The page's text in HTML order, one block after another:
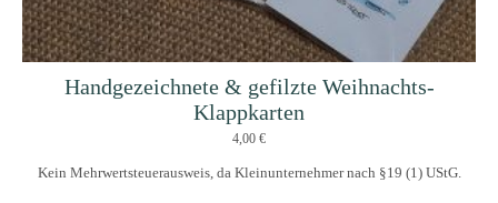
Handgezeichnete & gefilzte Weihnachts-
Klappkarten
4,00 €
Kein Mehrwertsteuerausweis, da Kleinunternehmer nach §19 (1) UStG.